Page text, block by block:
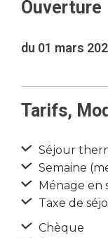
Ouverture
du 01 mars
Tarifs,
Séjour
Semaine
Ménage en
Taxe de
Chèque